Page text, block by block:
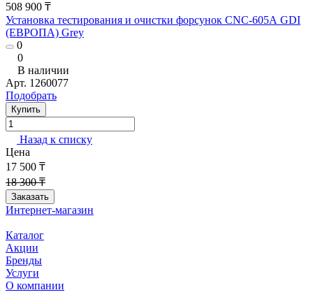
508 900 ₸
Установка тестирования и очистки форсунок CNC-605А GDI
(ЕВРОПА) Grey
0
0
В наличии
Арт. 1260077
Подобрать
Купить
Назад к списку
Цена
17 500 ₸
18 300 ₸
Заказать
Интернет-магазин
Каталог
Акции
Бренды
Услуги
О компании